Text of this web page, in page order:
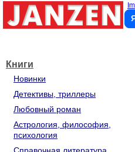
Книги
Новинки
Детективы, триллеры
Любовный роман
Астрология, философия,
психология